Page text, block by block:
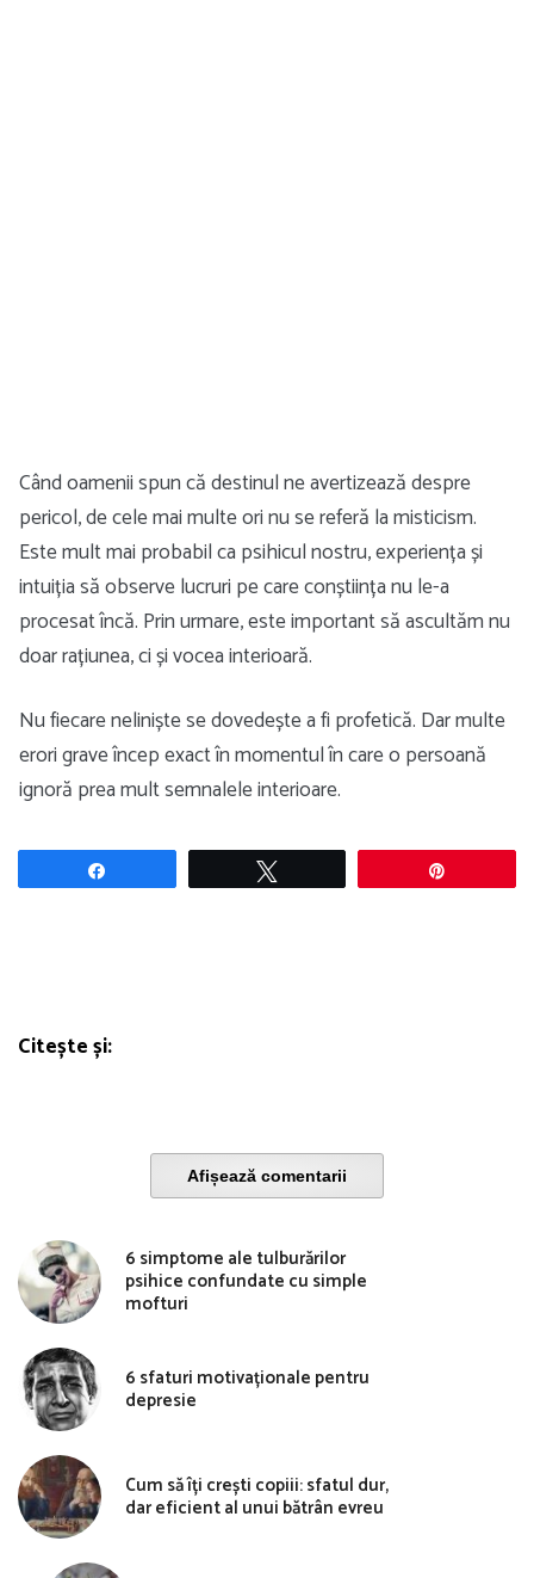
Când oamenii spun că destinul ne avertizează despre
pericol, de cele mai multe ori nu se referă la misticism.
Este mult mai probabil ca psihicul nostru, experiența și
intuiția să observe lucruri pe care conștiința nu le-a
procesat încă. Prin urmare, este important să ascultăm nu
doar rațiunea, ci și vocea interioară.
Nu fiecare neliniște se dovedește a fi profetică. Dar multe
erori grave încep exact în momentul în care o persoană
ignoră prea mult semnalele interioare.
Citește și:
Afișează comentarii
6 simptome ale tulburărilor
psihice confundate cu simple
mofturi
6 sfaturi motivaționale pentru
depresie
Cum să îți crești copiii: sfatul dur,
dar eficient al unui bătrân evreu